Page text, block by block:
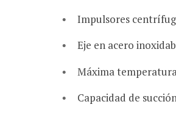
Impulsores
Eje en acero
Máxima
Capacidad de